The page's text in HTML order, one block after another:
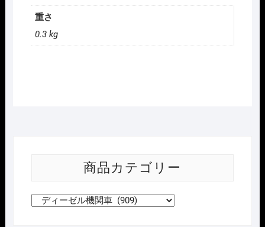
重さ
0.3 kg
商品カテゴリー